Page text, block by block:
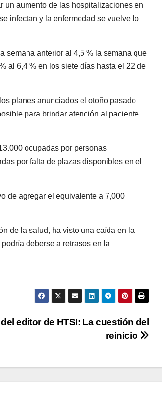
un aumento de las hospitalizaciones en
infectan y la enfermedad se vuelve lo
semana anterior al 4,5 % la semana que
al 6,4 % en los siete días hasta el 22 de
planes anunciados el otoño pasado
para brindar atención al paciente
ocupadas por personas
por falta de plazas disponibles en el
de agregar el equivalente a 7,000
de la salud, ha visto una caída en la
deberse a retrasos en la
editor de HTSI: La cuestión del
reinicio